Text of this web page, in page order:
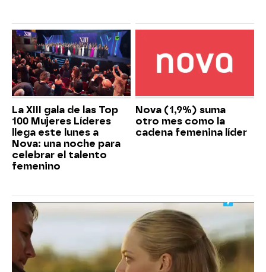
La XIII gala de las Top
100 Mujeres Líderes
llega este lunes a
Nova: una noche para
celebrar el talento
femenino
Nova (1,9%) suma
otro mes como la
cadena femenina líder